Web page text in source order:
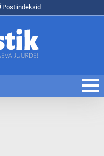
Postiindeksid